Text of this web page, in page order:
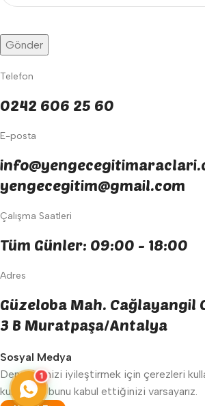
Telefon
0242 606 25 60
E-posta
yengecegitim@gmail.com
Çalışma Saatleri
Tüm Günler: 09:00 - 18:00
Adres
Güzeloba Mah. Cağlayangil
3 B Muratpaşa/Antalya
Sosyal Medya
Deneyiminizi iyileştirmek için çerezleri
kullanarak bunu kabul ettiğinizi varsayarız.
1